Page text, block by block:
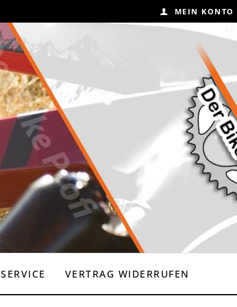
MEIN KONTO
SERVICE VERTRAG WIDERRUFEN